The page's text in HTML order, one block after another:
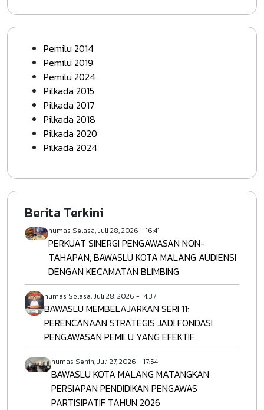
Pemilu 2014
Pemilu 2019
Pemilu 2024
Pilkada 2015
Pilkada 2017
Pilkada 2018
Pilkada 2020
Pilkada 2024
Berita Terkini
humas Selasa, Juli 28, 2026 - 16:41
PERKUAT SINERGI PENGAWASAN NON-
TAHAPAN, BAWASLU KOTA MALANG AUDIENSI
DENGAN KECAMATAN BLIMBING
humas Selasa, Juli 28, 2026 - 14:37
BAWASLU MEMBELAJARKAN SERI 11:
PERENCANAAN STRATEGIS JADI FONDASI
PENGAWASAN PEMILU YANG EFEKTIF
humas Senin, Juli 27, 2026 - 17:54
BAWASLU KOTA MALANG MATANGKAN
PERSIAPAN PENDIDIKAN PENGAWAS
PARTISIPATIF TAHUN 2026